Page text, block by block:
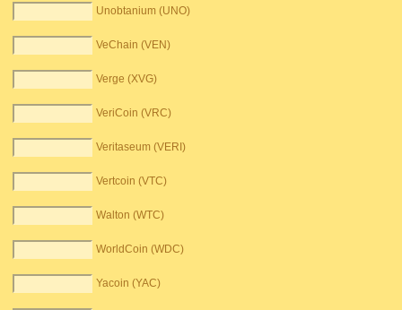
Unobtanium (UNO)
VeChain (VEN)
Verge (XVG)
VeriCoin (VRC)
Veritaseum (VERI)
Vertcoin (VTC)
Walton (WTC)
WorldCoin (WDC)
Yacoin (YAC)